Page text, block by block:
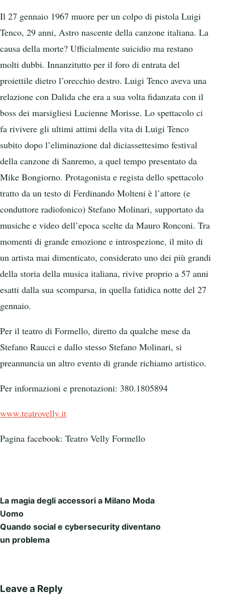
Il 27 gennaio 1967 muore per un colpo di pistola Luigi
Tenco, 29 anni, Astro nascente della canzone italiana. La
causa della morte? Ufficialmente suicidio ma restano
molti dubbi. Innanzitutto per il foro di entrata del
proiettile dietro l’orecchio destro. Luigi Tenco aveva una
relazione con Dalida che era a sua volta fidanzata con il
boss dei marsigliesi Lucienne Morisse. Lo spettacolo ci
fa rivivere gli ultimi attimi della vita di Luigi Tenco
subito dopo l’eliminazione dal diciassettesimo festival
della canzone di Sanremo, a quel tempo presentato da
Mike Bongiorno. Protagonista e regista dello spettacolo
tratto da un testo di Ferdinando Molteni è l’attore (e
conduttore radiofonico) Stefano Molinari, supportato da
musiche e video dell’epoca scelte da Mauro Ronconi. Tra
momenti di grande emozione e introspezione, il mito di
un artista mai dimenticato, considerato uno dei più grandi
della storia della musica italiana, rivive proprio a 57 anni
esatti dalla sua scomparsa, in quella fatidica notte del 27
gennaio.
Per il teatro di Formello, diretto da qualche mese da
Stefano Raucci e dallo stesso Stefano Molinari, si
preannuncia un altro evento di grande richiamo artistico.
Per informazioni e prenotazioni: 380.1805894
www.teatrovelly.it
Pagina facebook: Teatro Velly Formello
Post navigation
La magia degli accessori a Milano Moda
Uomo
Quando social e cybersecurity diventano
un problema
Leave a Reply